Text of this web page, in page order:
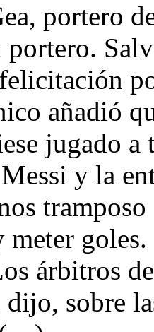
portero
portero.
añadió
jugado
y la
árbitros
sobre